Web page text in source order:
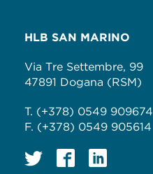
HLB SAN MARINO
Via Tre Settembre, 99
47891 Dogana (RSM)
T. (+378) 0549 909674
F. (+378) 0549 905614